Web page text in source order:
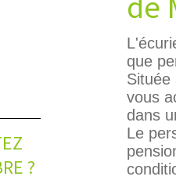
?
que
Située
vous
dans
Le